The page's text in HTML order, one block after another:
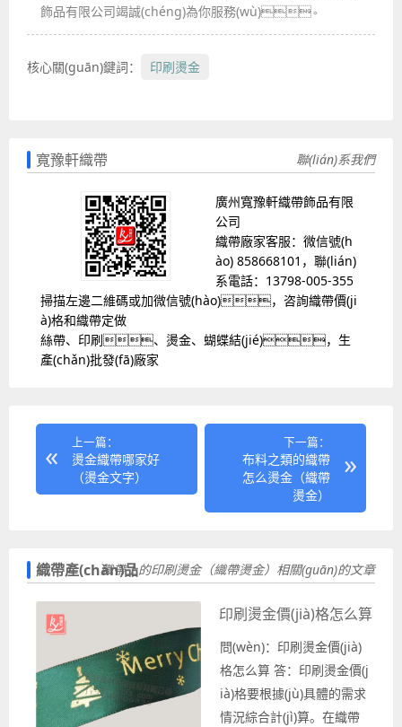
飾品有限公司竭誠(chéng)為你服務(wù)。
核心關(guān)鍵詞： 印刷燙金
寬豫軒織帶 聯(lián)系我們
廣州寬豫軒織帶飾品有限
公司
織帶廠家客服：微信號(h
ào) 858668101，聯(lián)
系電話：13798-005-355
掃描左邊二維碼或加微信號(hào)，咨詢織帶價(ji
à)格和織帶定做
絲帶、印刷、燙金、蝴蝶結(jié)，生
產(chǎn)批發(fā)廠家
上一篇：
燙金織帶哪家好
（燙金文字）
下一篇：
布料之類的織帶
怎么燙金（織帶
燙金）
織帶產(chǎn)品織帶上的印刷燙金（織帶燙金）相關(guān)的文章
印刷燙金價(jià)格怎么算
問(wèn)：印刷燙金價(jià)
格怎么算 答：印刷燙金價(j
ià)格要根據(jù)具體的需求
情況綜合計(jì)算。在織帶